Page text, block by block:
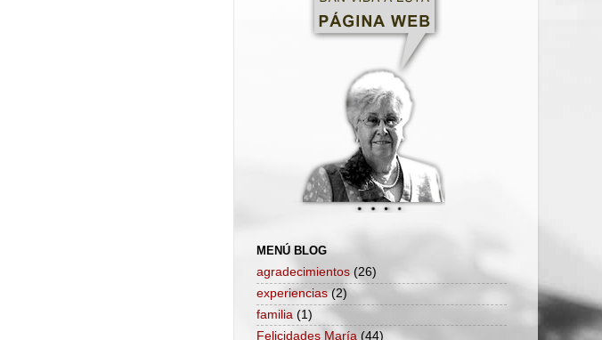
MENÚ BLOG
agradecimientos (26)
experiencias (2)
familia (1)
Felicidades María (44)